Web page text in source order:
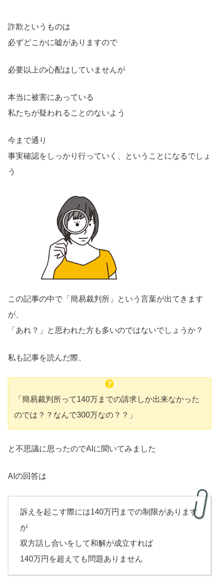
詐欺というものは
必ずどこかに嘘がありますので
必要以上の心配はしていませんが
本当に被害にあっている
私たちが疑われることのないよう
今まで通り
事実確認をしっかり行っていく、ということになるでしょ
う
この記事の中で「簡易裁判所」という言葉が出てきます
が、
「あれ？」と思われた方も多いのではないでしょうか？
私も記事を読んだ際、
「簡易裁判所って140万までの請求しか出来なかった
のでは？？なんで300万なの？？」
と不思議に思ったのでAIに聞いてみました
AIの回答は
訴えを起こす際には140万円までの制限があります
が
双方話し合いをして和解が成立すれば
140万円を超えても問題ありません